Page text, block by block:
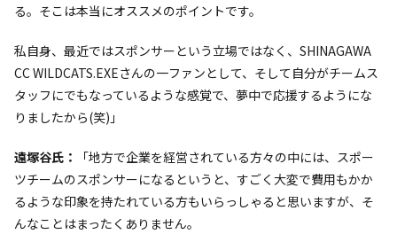
る。そこは本当にオススメのポイントです。
私自身、最近ではスポンサーという立場ではなく、SHINAGAWA
CC WILDCATS.EXEさんの一ファンとして、そして自分がチームス
タッフにでもなっているような感覚で、夢中で応援するようにな
りましたから(笑)」
遠塚谷氏：
「地方で企業を経営されている方々の中には、スポー
ツチームのスポンサーになるというと、すごく大変で費用もかか
るような印象を持たれている方もいらっしゃると思いますが、そ
んなことはまったくありません。